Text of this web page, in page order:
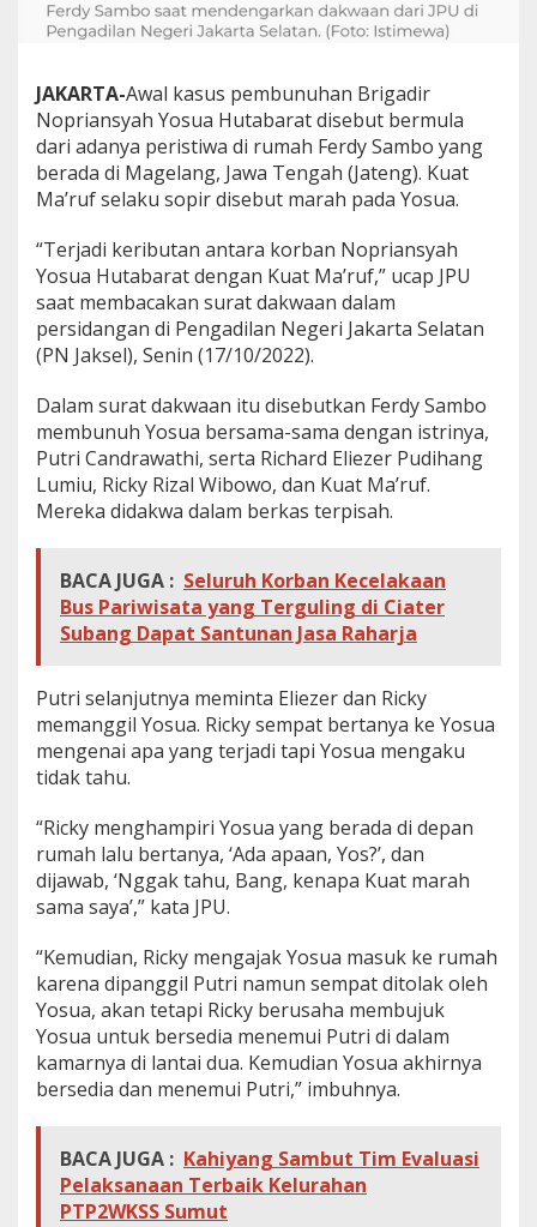
JAKARTA-Awal kasus pembunuhan Brigadir
Nopriansyah Yosua Hutabarat disebut bermula
dari adanya peristiwa di rumah Ferdy Sambo yang
berada di Magelang, Jawa Tengah (Jateng). Kuat
Ma’ruf selaku sopir disebut marah pada Yosua.
“Terjadi keributan antara korban Nopriansyah
Yosua Hutabarat dengan Kuat Ma’ruf,” ucap JPU
saat membacakan surat dakwaan dalam
persidangan di Pengadilan Negeri Jakarta Selatan
(PN Jaksel), Senin (17/10/2022).
Dalam surat dakwaan itu disebutkan Ferdy Sambo
membunuh Yosua bersama-sama dengan istrinya,
Putri Candrawathi, serta Richard Eliezer Pudihang
Lumiu, Ricky Rizal Wibowo, dan Kuat Ma’ruf.
Mereka didakwa dalam berkas terpisah.
BACA JUGA : Seluruh Korban Kecelakaan
Bus Pariwisata yang Terguling di Ciater
Subang Dapat Santunan Jasa Raharja
Putri selanjutnya meminta Eliezer dan Ricky
memanggil Yosua. Ricky sempat bertanya ke Yosua
mengenai apa yang terjadi tapi Yosua mengaku
tidak tahu.
“Ricky menghampiri Yosua yang berada di depan
rumah lalu bertanya, ‘Ada apaan, Yos?’, dan
dijawab, ‘Nggak tahu, Bang, kenapa Kuat marah
sama saya’,” kata JPU.
“Kemudian, Ricky mengajak Yosua masuk ke rumah
karena dipanggil Putri namun sempat ditolak oleh
Yosua, akan tetapi Ricky berusaha membujuk
Yosua untuk bersedia menemui Putri di dalam
kamarnya di lantai dua. Kemudian Yosua akhirnya
bersedia dan menemui Putri,” imbuhnya.
BACA JUGA : Kahiyang Sambut Tim Evaluasi
Pelaksanaan Terbaik Kelurahan
PTP2WKSS Sumut